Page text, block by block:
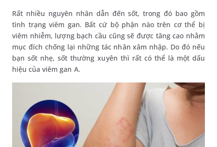
Rất nhiều nguyên nhân dẫn đến sốt, trong đó bao gồm
tình trạng viêm gan. Bất cứ bộ phận nào trên cơ thể bị
viêm nhiễm, lượng bạch cầu cũng sẽ được tăng cao nhằm
mục đích chống lại những tác nhân xâm nhập. Do đó nếu
bạn sốt nhẹ, sốt thường xuyên thì rất có thể là một dấu
hiệu của viêm gan A.